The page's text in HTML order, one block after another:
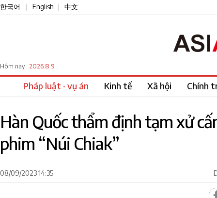
한국어 English 中文
Hôm nay : 2026.8.9
Pháp luật · vụ án Kinh tế Xã hội Chính
Hàn Quốc thẩm định tạm xử
phim “Núi Chiak”
08/09/2023 14:35